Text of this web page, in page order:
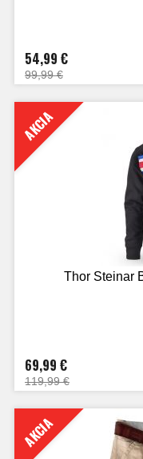
54,99 €
99,99 €
AKCIA
Thor Steinar
69,99 €
119,99 €
AKCIA